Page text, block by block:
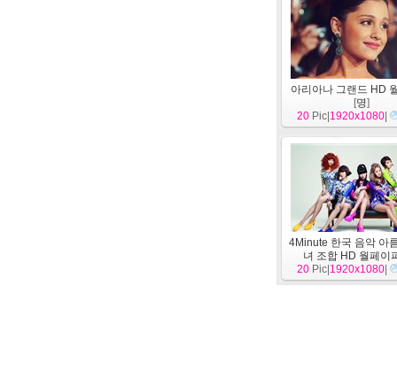
아리아나 그랜드 HD
[명]
20 Pic| 1920x1080
4Minute 한국 음악 아
녀 조합 HD 월페이
20 Pic| 1920x1080